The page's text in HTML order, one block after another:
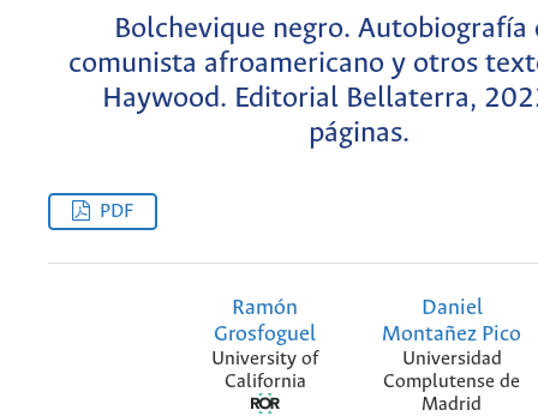
Bolchevique negro. Autobiografía
comunista afroamericano y otros
Haywood. Editorial Bellaterra,
páginas.
PDF
Ramón
Grosfoguel
University of
California
Daniel
Montañez Pico
Universidad
Complutense de
Madrid